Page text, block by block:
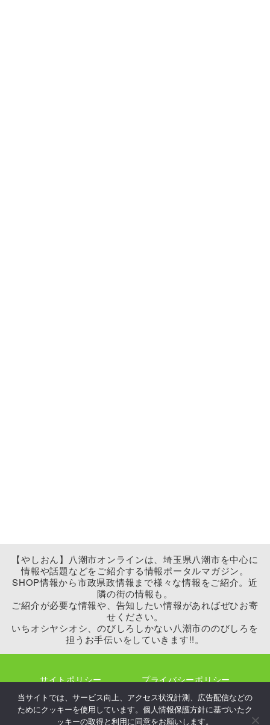
【やしおん】八潮市オンラインは、埼玉県八潮市を中心に
情報や話題などをご紹介する情報ポータルマガジン。
SHOP情報から市政県政情報まで様々な情報をご紹介。近
隣の街の情報も。
ご紹介が必要な情報や、告知したい情報があればぜひお寄
せください。
いちオシヤシオシ、のびしろしかない八潮市ののびしろを
担うお手伝いをしていきます!!。
サイトポリシー プライバシーポリシー
運営会社 お問い合わせ 広告掲載
当サイトでは、サービス向上、アクセス状況計測、広告配信などの
ためにクッキーを使用しています。個人情報保護方針に基づいたク
ッキーの取得と利用に同意をお願いします。